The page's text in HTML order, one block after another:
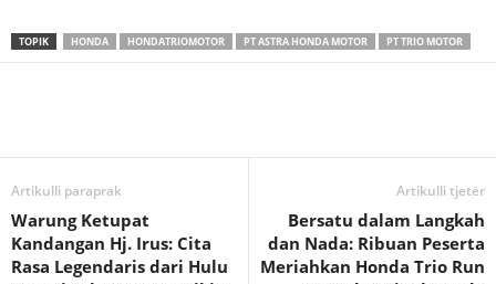
TOPIK HONDA HONDATRIOMOTOR PT ASTRA HONDA MOTOR PT TRIO MOTOR
Artikulli paraprak
Warung Ketupat
Kandangan Hj. Irus: Cita
Rasa Legendaris dari Hulu
Artikulli tjetër
Bersatu dalam Langkah
dan Nada: Ribuan Peserta
Meriahkan Honda Trio Run